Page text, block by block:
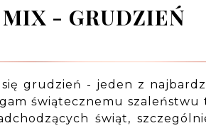
- GRUDZIEŃ
się grudzień - jeden z
świątecznemu
świąt,